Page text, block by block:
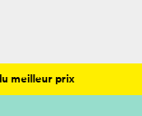
meilleur prix